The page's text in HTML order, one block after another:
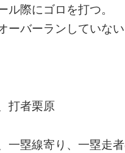
ル際にゴロを打つ。
ーバーランしていな
打者栗原
一塁線寄り、一塁走